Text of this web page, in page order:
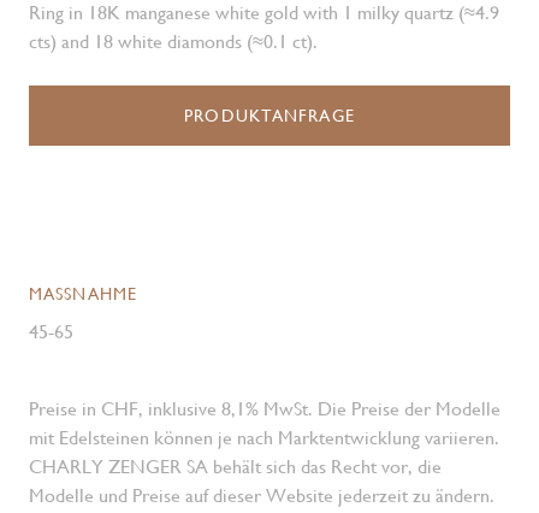
Ring in 18K manganese white gold with 1 milky quartz (≈4.9
cts) and 18 white diamonds (≈0.1 ct).
PRODUKTANFRAGE
MASSNAHME
45-65
Preise in CHF, inklusive 8,1% MwSt. Die Preise der Modelle
mit Edelsteinen können je nach Marktentwicklung variieren.
CHARLY ZENGER SA behält sich das Recht vor, die
Modelle und Preise auf dieser Website jederzeit zu ändern.